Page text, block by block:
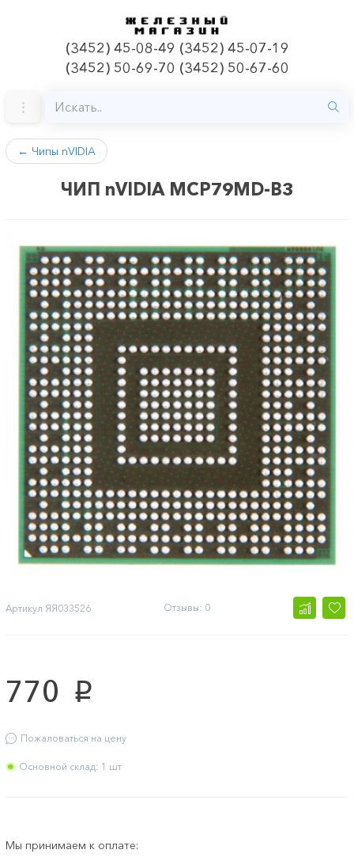
(3452) 45-08-49 (3452) 45-07-19
(3452) 50-69-70 (3452) 50-67-60
← Чипы nVIDIA
ЧИП nVIDIA MCP79MD-B3
Артикул ЯЯ033526 Отзывы: 0
770 p
Пожаловаться на цену
Основной склад: 1 шт
Мы принимаем к оплате: